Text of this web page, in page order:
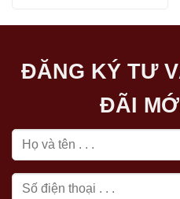
ĐĂNG KÝ TƯ
ĐÃI